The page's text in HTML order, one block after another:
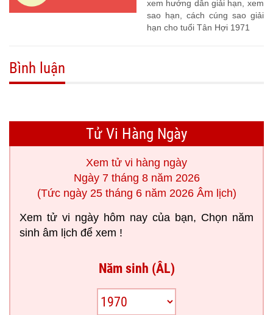
xem hướng dẫn giải hạn, xem
sao hạn, cách cúng sao giải
hạn cho tuổi Tân Hợi 1971
Bình luận
Tử Vi Hàng Ngày
Xem tử vi hàng ngày
Ngày 7 tháng 8 năm 2026
(Tức ngày 25 tháng 6 năm 2026 Âm lịch)
Xem tử vi ngày hôm nay của bạn, Chọn năm
sinh âm lịch để xem !
Năm sinh (ÂL)